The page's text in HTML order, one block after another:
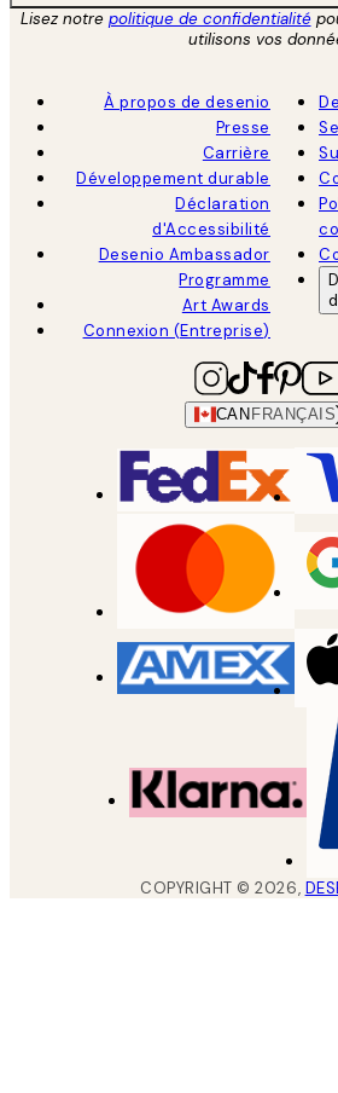
Lisez notre politique de confidentialité
utilisons vos
À propos de desenio
Presse
Carrière
Développement durable
Déclaration
d'Accessibilité
Desenio Ambassador
Programme
Art Awards
Connexion (Entreprise)
CAN FRANÇAIS
COPYRIGHT ©2026,